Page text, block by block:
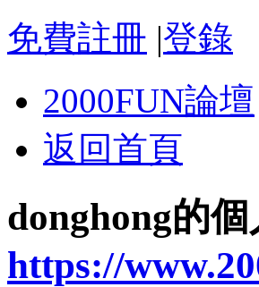
免費註冊 |登錄
2000FUN論壇
返回首頁
donghong的
https://